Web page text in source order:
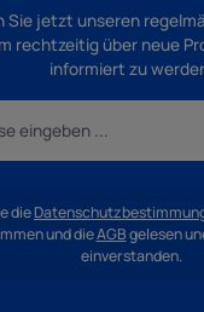
Sie jetzt unseren
rechtzeitig über neue
informiert zu
die
und dieAGBgelesen
einverstanden.